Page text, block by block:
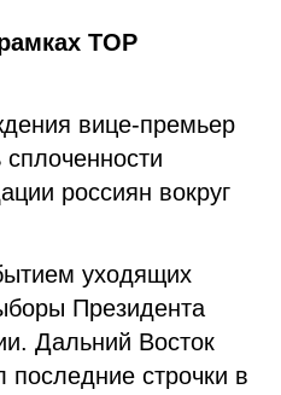
ТОР
вице-премьер
россиян вокруг
уходящих
Президента
Дальний Восток
последние строчки в